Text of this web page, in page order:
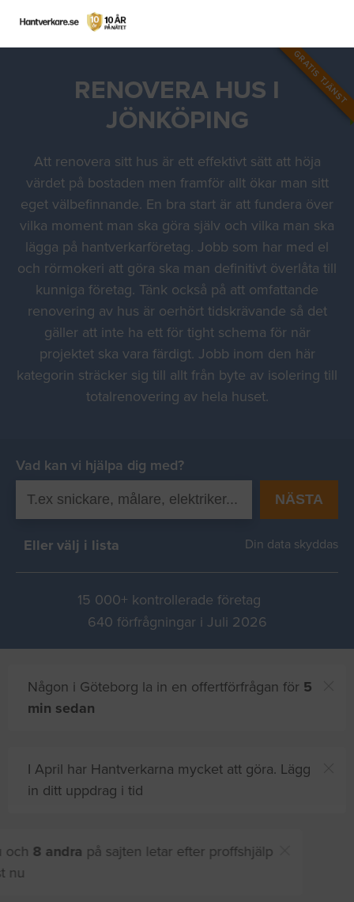
GRATIS TJÄNST
RENOVERA HUS I
JÖNKÖPING
Att renovera sitt hus är ett effektivt sätt att höja
värdet på bostaden men framför allt ökar man sitt
eget välbefinnande. En bra start är att fundera över
vilka moment man ska göra själv och vilka man ska
lägga på hantverkarföretag. Jobb som har med el
och rörmokeri att göra ska man definitivt överlåta till
kunniga företag. Tänk också på att omfattande
renovering av hus är oerhört tidskrävande så det
gäller att inte ha ett för tight schema för när
projektet ska vara färdigt. Jobb inom den här
kategorin sträcker sig till allt från byte av isolering till
totalrenovering av hela huset.
Vad kan vi hjälpa dig med?
NÄSTA
Eller välj i lista Din data skyddas
15 000+ kontrollerade företag
640 förfrågningar i Juli 2026
Någon i Göteborg la in en offertförfrågan för 5
min sedan
I April har Hantverkarna mycket att göra. Lägg
in ditt uppdrag i tid
Du och8 andrapå sajten letar efter proffshjälp